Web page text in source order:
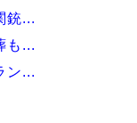
銃...
も...
ン...